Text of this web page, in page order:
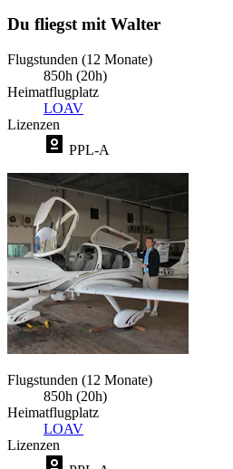
Du fliegst mit Walter
Flugstunden (12 Monate)
850h (20h)
Heimatflugplatz
LOAV
Lizenzen
PPL-A
Flugstunden (12 Monate)
850h (20h)
Heimatflugplatz
LOAV
Lizenzen